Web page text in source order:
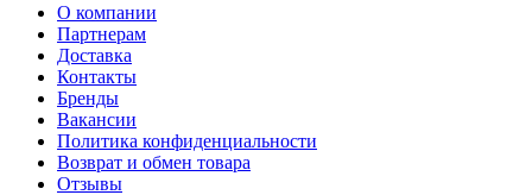
О компании
Партнерам
Доставка
Контакты
Бренды
Вакансии
Политика конфиденциальности
Возврат и обмен товара
Отзывы